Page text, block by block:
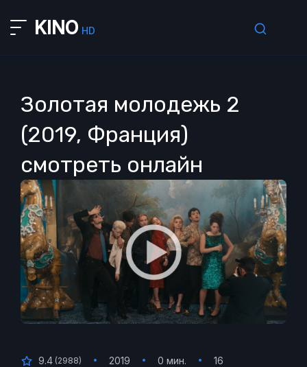
KINO HD
Золотая молодежь 2
(2019, Франция)
смотреть онлайн
9.4 (2988) 2019 0 мин. 16